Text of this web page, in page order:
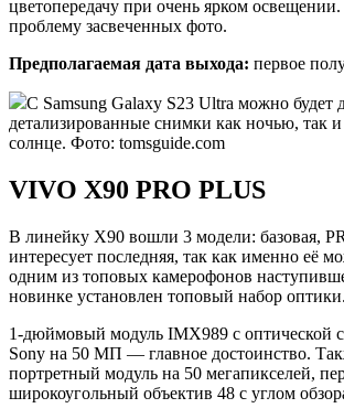
цветопередачу при очень ярком
проблему засвеченных фото.
Предполагаемая дата выхода: первое
С Samsung Galaxy S23 Ultra можно будет
детализированные снимки как ночью, так
солнце. Фото: tomsguide.com
VIVO X90 PRO PLUS
В линейку X90 вошли 3 модели: базовая,
интересует последняя, так как именно её
одним из топовых камерофонов
новинке установлен топовый набор оптики.
1-дюймовый модуль IMX989 с оптической
Sony на 50 МП — главное достоинство.
портретный модуль на 50 мегапикселей,
широкоугольный объектив 48 с углом